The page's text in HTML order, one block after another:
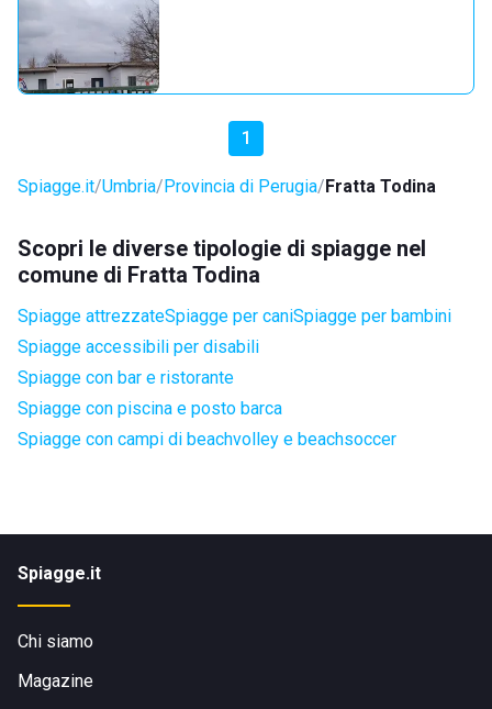
1
Spiagge.it Umbria Provincia di Perugia Fratta Todina
Scopri le diverse tipologie di spiagge nel
comune di Fratta Todina
Spiagge attrezzateSpiagge per caniSpiagge per bambini
Spiagge accessibili per disabili
Spiagge con bar e ristorante
Spiagge con piscina e posto barca
Spiagge con campi di beachvolley e beachsoccer
Spiagge.it
Chi siamo
Magazine